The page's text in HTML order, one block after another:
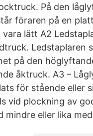
På den
föraren på en
lätt A2
Ledstaplaren
på den
åktruck. A3 –
för stående eller
vid plockning av
mindre eller lika